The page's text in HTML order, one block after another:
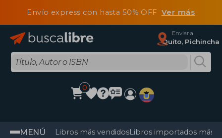
Envío express con hasta 50% OFF Ver más
Enviar a
Quito, Pichincha
0
MENÚ Libros más vendidosLibros importados más